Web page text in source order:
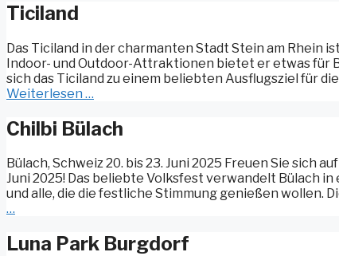
Ticiland
Das Ticiland in der charmanten Stadt Stein am Rhein
Indoor- und Outdoor-Attraktionen bietet er etwas für
sich das Ticiland zu einem beliebten Ausflugsziel für
Weiterlesen …
Chilbi Bülach
Bülach, Schweiz 20. bis 23. Juni 2025 Freuen Sie sich
Juni 2025! Das beliebte Volksfest verwandelt Bülach
und alle, die die festliche Stimmung genießen wollen.
…
Luna Park Burgdorf